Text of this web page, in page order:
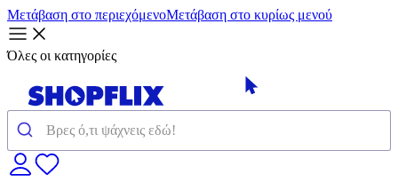
Μετάβαση στο περιεχόμενοΜετάβαση στο κυρίως μενού
Όλες οι κατηγορίες